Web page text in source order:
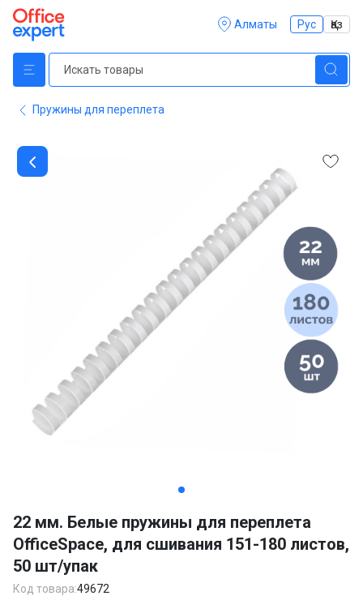
Алматы Рус Қаз
Пружины для переплета
of
3
22 мм. Белые пружины для переплета
OfficeSpace, для сшивания 151-180 листов,
50 шт/упак
Код товара:49672